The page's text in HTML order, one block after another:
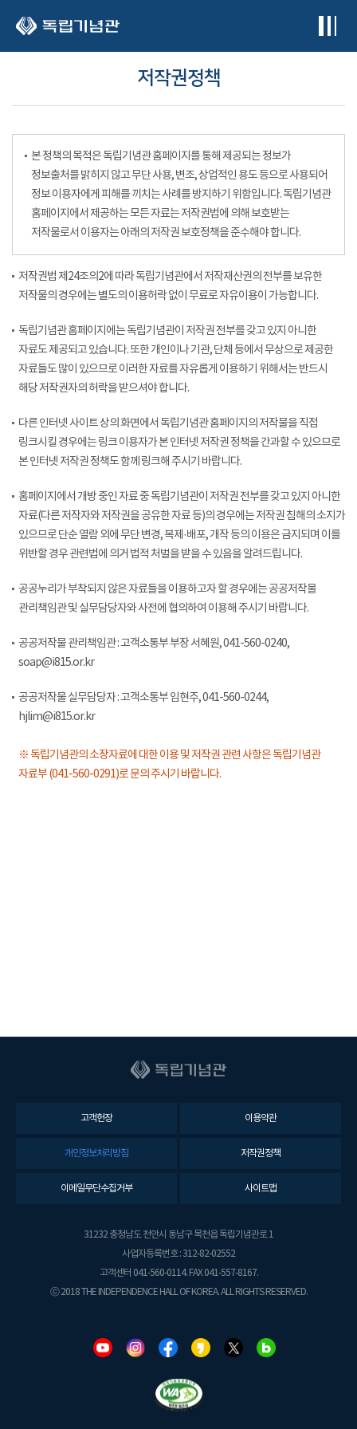
저작권정책
본 정책의 목적은 독립기념관 홈페이지를 통해 제공되는 정보가
정보출처를 밝히지 않고 무단 사용, 변조, 상업적인 용도 등으로 사용되어
정보 이용자에게 피해를 끼치는 사례를 방지하기 위함입니다. 독립기념관
홈페이지에서 제공하는 모든 자료는 저작권법에 의해 보호받는
저작물로서 이용자는 아래의 저작권 보호정책을 준수해야 합니다.
저작권법 제24조의2에 따라 독립기념관에서 저작재산권의 전부를 보유한
저작물의 경우에는 별도의 이용허락 없이 무료로 자유이용이 가능합니다.
독립기념관 홈페이지에는 독립기념관이 저작권 전부를 갖고 있지 아니한
자료도 제공되고 있습니다. 또한 개인이나 기관, 단체 등에서 무상으로 제공한
자료들도 많이 있으므로 이러한 자료를 자유롭게 이용하기 위해서는 반드시
해당 저작권자의 허락을 받으셔야 합니다.
다른 인터넷 사이트 상의 화면에서 독립기념관 홈페이지의 저작물을 직접
링크시킬 경우에는 링크 이용자가 본 인터넷 저작권 정책을 간과할 수 있으므로
본 인터넷 저작권 정책도 함께 링크해 주시기 바랍니다.
홈페이지에서 개방 중인 자료 중 독립기념관이 저작권 전부를 갖고 있지 아니한
자료(다른 저작자와 저작권을 공유한 자료 등)의 경우에는 저작권 침해의 소지가
있으므로 단순 열람 외에 무단 변경, 복제·배포, 개작 등의 이용은 금지되며 이를
위반할 경우 관련법에 의거 법적 처벌을 받을 수 있음을 알려드립니다.
공공누리가 부착되지 않은 자료들을 이용하고자 할 경우에는 공공저작물
관리책임관 및 실무담당자와 사전에 협의하여 이용해 주시기 바랍니다.
공공저작물 관리책임관 : 고객소통부 부장 서혜원, 041-560-0240,
soap@i815.or.kr
공공저작물 실무담당자 : 고객소통부 임현주, 041-560-0244,
hjlim@i815.or.kr
※ 독립기념관의 소장자료에 대한 이용 및 저작권 관련 사항은 독립기념관
자료부 (041-560-0291)로 문의 주시기 바랍니다.
고객헌장 이용약관
개인정보처리방침 저작권정책
이메일무단수집거부 사이트맵
31232 충청남도 천안시 동남구 목천읍 독립기념관로 1
사업자등록번호 : 312-82-02552
고객센터 041-560-0114. FAX 041-557-8167.
ⓒ 2018 THE INDEPENDENCE HALL OF KOREA. ALL RIGHTS RESERVED.